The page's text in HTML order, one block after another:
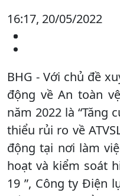
16:17, 20/05/2022
BHG - Với chủ đề
động về An toàn
năm 2022 là “Tăng
thiểu rủi ro về
động tại nơi làm
hoạt và kiểm soát
19 ”, Công ty Điện